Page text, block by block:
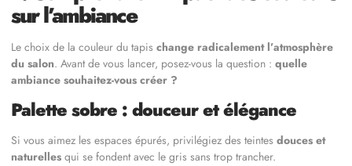
sur l’ambiance
Le choix de la couleur du tapis change radicalement l’atmosphère
du salon. Avant de vous lancer, posez-vous la question : quelle
ambiance souhaitez-vous créer ?
Palette sobre : douceur et élégance
Si vous aimez les espaces épurés, privilégiez des teintes douces et
naturelles qui se fondent avec le gris sans trop trancher.